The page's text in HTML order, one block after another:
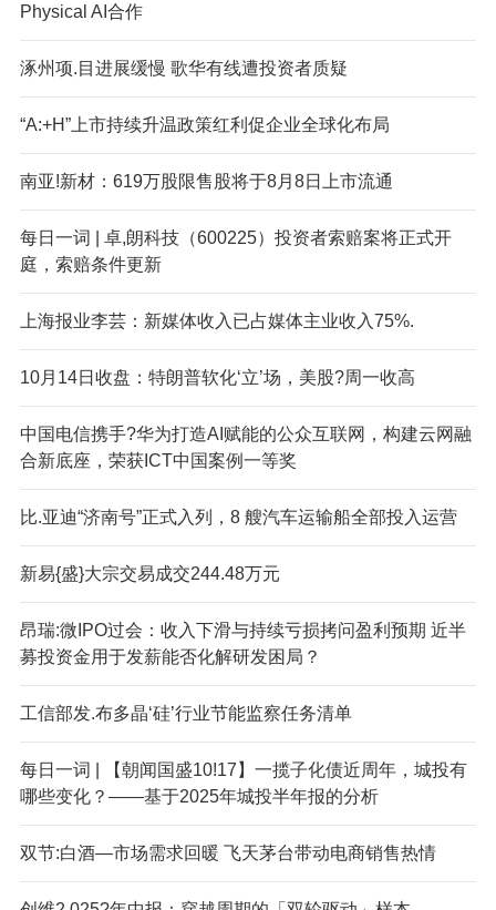
Physical AI合作
涿州项.目进展缓慢 歌华有线遭投资者质疑
“A:+H”上市持续升温政策红利促企业全球化布局
南亚!新材：619万股限售股将于8月8日上市流通
每日一词 | 卓,朗科技（600225）投资者索赔案将正式开
庭，索赔条件更新
上海报业李芸：新媒体收入已占媒体主业收入75%.
10月14日收盘：特朗普软化‘立’场，美股?周一收高
中国电信携手?华为打造AI赋能的公众互联网，构建云网融
合新底座，荣获ICT中国案例一等奖
比.亚迪“济南号”正式入列，8 艘汽车运输船全部投入运营
新易{盛}大宗交易成交244.48万元
昂瑞:微IPO过会：收入下滑与持续亏损拷问盈利预期 近半
募投资金用于发薪能否化解研发困局？
工信部发.布多晶‘硅’行业节能监察任务清单
每日一词 | 【朝闻国盛10!17】一揽子化债近周年，城投有
哪些变化？——基于2025年城投半年报的分析
双节:白酒—市场需求回暖 飞天茅台带动电商销售热情